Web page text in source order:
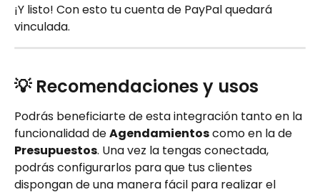
¡Y listo! Con esto tu cuenta de PayPal quedará
vinculada.
💡 Recomendaciones y usos
Podrás beneficiarte de esta integración tanto en la
funcionalidad de Agendamientos como en la de
Presupuestos. Una vez la tengas conectada,
podrás configurarlos para que tus clientes
dispongan de una manera fácil para realizar el